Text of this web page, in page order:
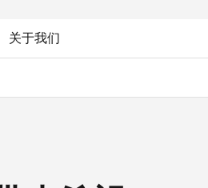
关于我们